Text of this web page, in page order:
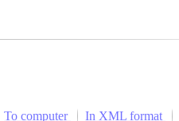
To computer In XML format